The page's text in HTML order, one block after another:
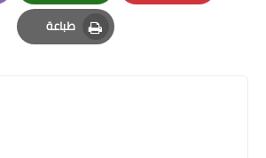
Pinterest
Whatsapp
طباعة
Print